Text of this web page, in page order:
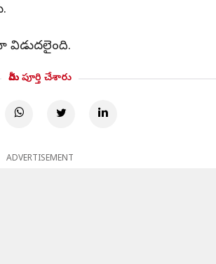
విడుదలైంది.
మీరు పూర్తి చేశారు
ADVERTISEMENT